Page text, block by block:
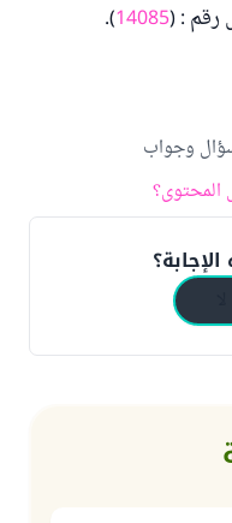
رقم : (14085
).
وجواب